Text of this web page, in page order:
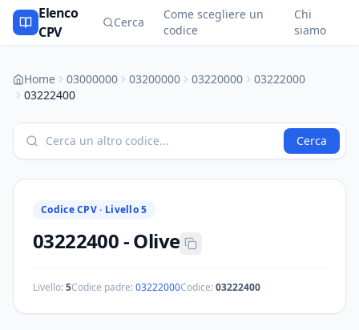
Elenco
CPV
Cerca
Come scegliere un
codice
Chi
siamo
Home 03000000 03200000 03220000
03222000
03222400
Cerca
Codice CPV · Livello 5
03222400-Olive
Livello:5Codice padre:03222000Codice:03222400